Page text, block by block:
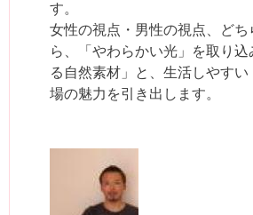
す。
女性の視点・男性の視点、ど
ら、「やわらかい光」を取り
る自然素材」と、生活しやす
場の魅力を引き出します。